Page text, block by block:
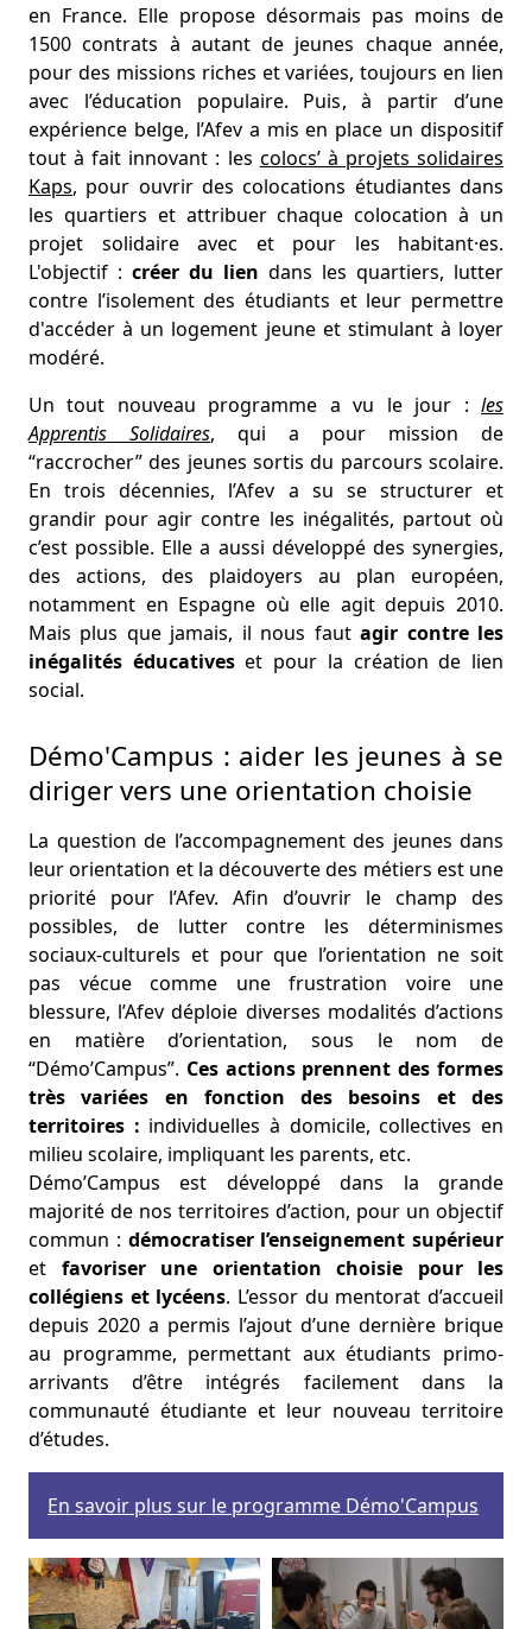
en France. Elle propose désormais pas moins de
1500 contrats à autant de jeunes chaque année,
pour des missions riches et variées, toujours en lien
avec l’éducation populaire. Puis, à partir d’une
expérience belge, l’Afev a mis en place un dispositif
tout à fait innovant : les colocs’ à projets solidaires
Kaps, pour ouvrir des colocations étudiantes dans
les quartiers et attribuer chaque colocation à un
projet solidaire avec et pour les habitant·es.
L'objectif : créer du lien dans les quartiers, lutter
contre l’isolement des étudiants et leur permettre
d'accéder à un logement jeune et stimulant à loyer
modéré.
Un tout nouveau programme a vu le jour : les
Apprentis Solidaires, qui a pour mission de
“raccrocher” des jeunes sortis du parcours scolaire.
En trois décennies, l’Afev a su se structurer et
grandir pour agir contre les inégalités, partout où
c’est possible. Elle a aussi développé des synergies,
des actions, des plaidoyers au plan européen,
notamment en Espagne où elle agit depuis 2010.
Mais plus que jamais, il nous fautagir contre les
inégalités éducativeset pour la création de lien
social.
Démo'Campus : aider les jeunes à se
diriger vers une orientation choisie
La question de l’accompagnement des jeunes dans
leur orientation et la découverte des métiers est une
priorité pour l’Afev. Afin d’ouvrir le champ des
possibles, de lutter contre les déterminismes
sociaux-culturels et pour que l’orientation ne soit
pas vécue comme une frustration voire une
blessure, l’Afev déploie diverses modalités d’actions
en matière d’orientation, sous le nom de
“Démo’Campus”. Ces actions prennent des formes
très variées en fonction des besoins et des
territoires : individuelles à domicile, collectives en
milieu scolaire, impliquant les parents, etc.
Démo’Campus est développé dans la grande
majorité de nos territoires d’action, pour un objectif
commun : démocratiser l’enseignement supérieur
et favoriser une orientation choisie pour les
collégiens et lycéens. L’essor du mentorat d’accueil
depuis 2020 a permis l’ajout d’une dernière brique
au programme, permettant aux étudiants primo-
arrivants d’être intégrés facilement dans la
communauté étudiante et leur nouveau territoire
d’études.
En savoir plus sur le programme Démo'Campus